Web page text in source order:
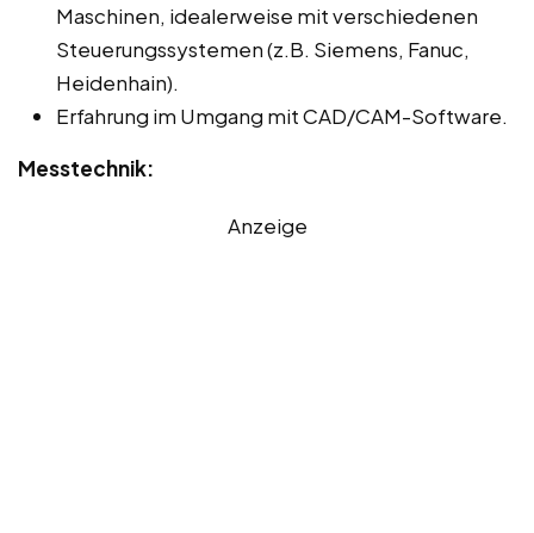
Maschinen, idealerweise mit verschiedenen
Steuerungssystemen (z.B. Siemens, Fanuc,
Heidenhain).
Erfahrung im Umgang mit CAD/CAM-Software.
Messtechnik:
Anzeige